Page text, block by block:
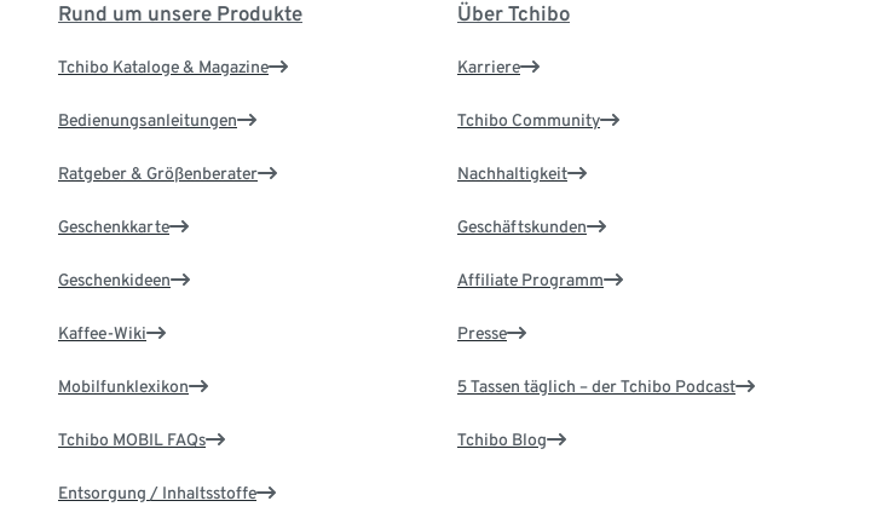
Rund um unsere Produkte
Tchibo Kataloge & Magazine
Bedienungsanleitungen
Ratgeber & Größenberater
Geschenkkarte
Geschenkideen
Kaffee-Wiki
Mobilfunklexikon
Tchibo MOBIL FAQs
Entsorgung / Inhaltsstoffe
Über Tchibo
Karriere
Tchibo Community
Nachhaltigkeit
Geschäftskunden
Affiliate Programm
Presse
5 Tassen täglich – der Tchibo Podcast
Tchibo Blog